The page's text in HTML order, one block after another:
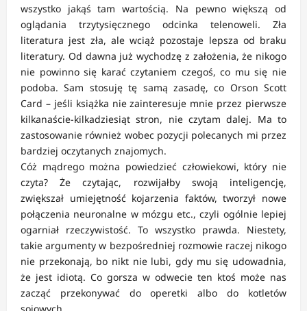
wszystko jakąś tam wartością. Na pewno większą od
oglądania trzytysięcznego odcinka telenoweli. Zła
literatura jest zła, ale wciąż pozostaje lepsza od braku
literatury. Od dawna już wychodzę z założenia, że nikogo
nie powinno się karać czytaniem czegoś, co mu się nie
podoba. Sam stosuję tę samą zasadę, co Orson Scott
Card – jeśli książka nie zainteresuje mnie przez pierwsze
kilkanaście-kilkadziesiąt stron, nie czytam dalej. Ma to
zastosowanie również wobec pozycji polecanych mi przez
bardziej oczytanych znajomych.
Cóż mądrego można powiedzieć człowiekowi, który nie
czyta? Że czytając, rozwijałby swoją inteligencję,
zwiększał umiejętność kojarzenia faktów, tworzył nowe
połączenia neuronalne w mózgu etc., czyli ogólnie lepiej
ogarniał rzeczywistość. To wszystko prawda. Niestety,
takie argumenty w bezpośredniej rozmowie raczej nikogo
nie przekonają, bo nikt nie lubi, gdy mu się udowadnia,
że jest idiotą. Co gorsza w odwecie ten ktoś może nas
zacząć przekonywać do operetki albo do kotletów